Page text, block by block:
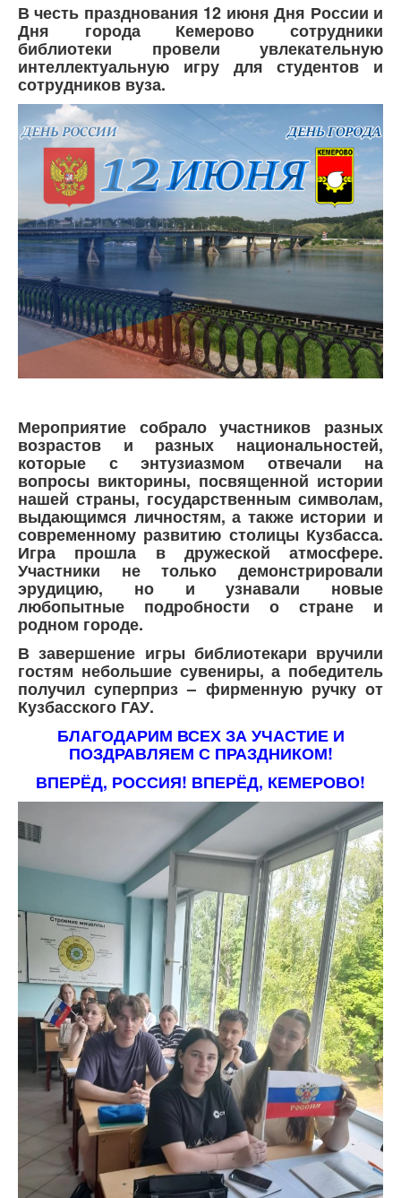
В честь празднования 12 июня Дня России и
Дня города Кемерово сотрудники
библиотеки провели увлекательную
интеллектуальную игру для студентов и
сотрудников вуза.
Мероприятие собрало участников разных
возрастов и разных национальностей,
которые с энтузиазмом отвечали на
вопросы викторины, посвященной истории
нашей страны, государственным символам,
выдающимся личностям, а также истории и
современному развитию столицы Кузбасса.
Игра прошла в дружеской атмосфере.
Участники не только демонстрировали
эрудицию, но и узнавали новые
любопытные подробности о стране и
родном городе.
В завершение игры библиотекари вручили
гостям небольшие сувениры, а победитель
получил суперприз – фирменную ручку от
Кузбасского ГАУ.
БЛАГОДАРИМ ВСЕХ ЗА УЧАСТИЕ И
ПОЗДРАВЛЯЕМ С ПРАЗДНИКОМ!
ВПЕРЁД, РОССИЯ! ВПЕРЁД, КЕМЕРОВО!